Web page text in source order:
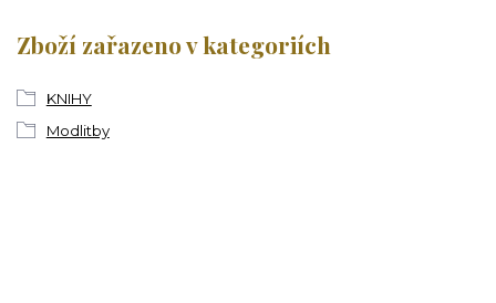
Zboží zařazeno v kategoriích
KNIHY
Modlitby